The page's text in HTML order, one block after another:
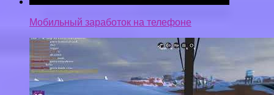
Мобильный заработок на телефоне